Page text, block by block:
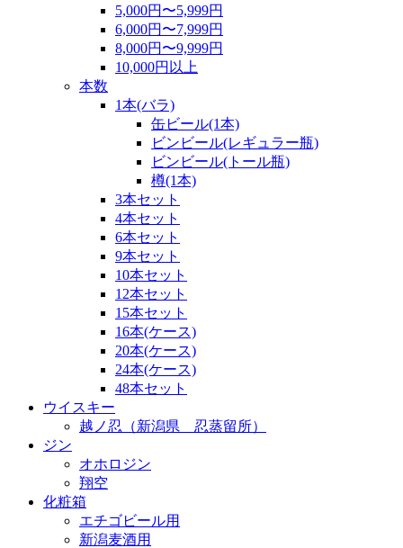
5,000円〜5,999円
6,000円〜7,999円
8,000円〜9,999円
10,000円以上
本数
1本(バラ)
缶ビール(1本)
ビンビール(レギュラー瓶)
ビンビール(トール瓶)
樽(1本)
3本セット
4本セット
6本セット
9本セット
10本セット
12本セット
15本セット
16本(ケース)
20本(ケース)
24本(ケース)
48本セット
ウイスキー
越ノ忍（新潟県 忍蒸留所）
ジン
オホロジン
翔空
化粧箱
エチゴビール用
新潟麦酒用